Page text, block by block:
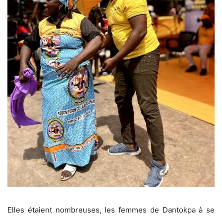
Elles étaient nombreuses, les femmes de Dantokpa à se